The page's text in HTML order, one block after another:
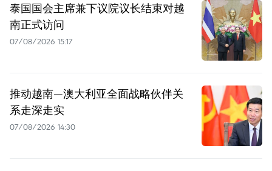
泰国国会主席兼下议院议长结束对越
南正式访问
07/08/2026 15:17
推动越南—澳大利亚全面战略伙伴关
系走深走实
07/08/2026 14:30